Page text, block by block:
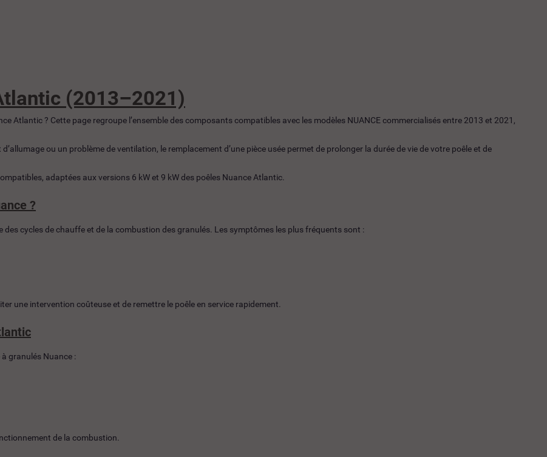
(2013–2021)
Atlantic ? Cette page regroupe l’ensemble des composants compatibles avec les modèles NUANCE commercialisés entre 2013 et 2021,
ou un problème de ventilation, le remplacement d’une pièce usée permet de prolonger la durée de vie de votre poêle et de
adaptées aux versions 6 kW et 9 kW des poêles Nuance Atlantic.
?
cycles de chauffe et de la combustion des granulés. Les symptômes les plus fréquents sont :
une intervention coûteuse et de remettre le poêle en service rapidement.
granulés Nuance :
de la combustion.